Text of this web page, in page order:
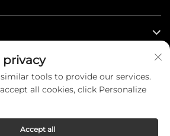
privacy
tools to provide our services.
all cookies, click Personalize
Accept all